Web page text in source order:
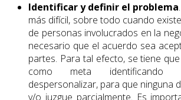
Identificar y definir el problema
más difícil, sobre todo cuando
de personas involucrados en la
necesario que el acuerdo sea
partes. Para tal efecto, se tiene
como meta identificando
despersonalizar, para que ninguna
y/o juzgue parcialmente. Es